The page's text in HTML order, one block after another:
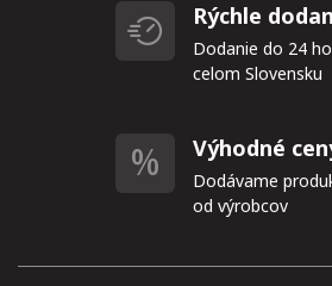
Rýchle
Dodanie do 24
celom Slovensku
Výhodné
Dodávame
od výrobcov